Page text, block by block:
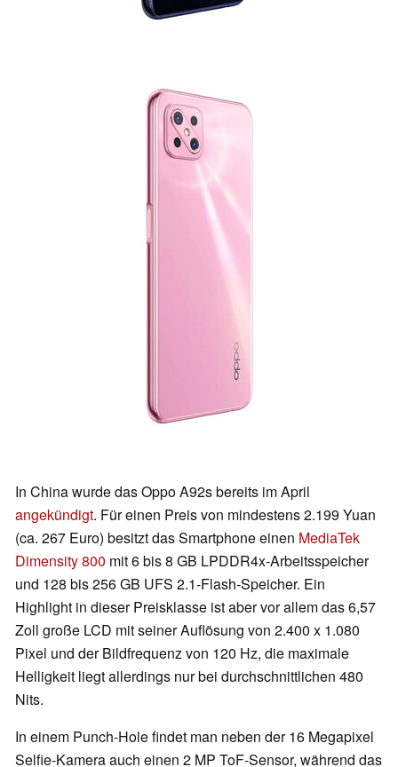
In China wurde das Oppo A92s bereits im April
angekündigt. Für einen Preis von mindestens 2.199 Yuan
(ca. 267 Euro) besitzt das Smartphone einen MediaTek
Dimensity 800 mit 6 bis 8 GB LPDDR4x-Arbeitsspeicher
und 128 bis 256 GB UFS 2.1-Flash-Speicher. Ein
Highlight in dieser Preisklasse ist aber vor allem das 6,57
Zoll große LCD mit seiner Auflösung von 2.400 x 1.080
Pixel und der Bildfrequenz von 120 Hz, die maximale
Helligkeit liegt allerdings nur bei durchschnittlichen 480
Nits.
In einem Punch-Hole findet man neben der 16 Megapixel
Selfie-Kamera auch einen 2 MP ToF-Sensor, während das